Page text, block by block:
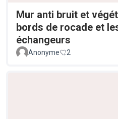
Mur anti bruit et
bords de rocade et
échangeurs
Anonyme 2